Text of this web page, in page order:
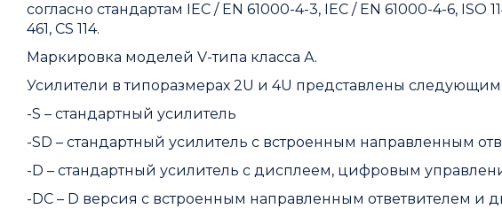
согласно стандартам IEC / EN 61000-4-3, IEC / EN 61000-4-6, ISO
461, CS 114.
Маркировка моделей V-типа класса А.
Усилители в типоразмерах 2U и 4U представлены
-S – стандартный усилитель
-SD – стандартный усилитель с встроенным направленным
-D – стандартный усилитель с дисплеем, цифровым
-DC – D версия с встроенным направленным ответвителем и